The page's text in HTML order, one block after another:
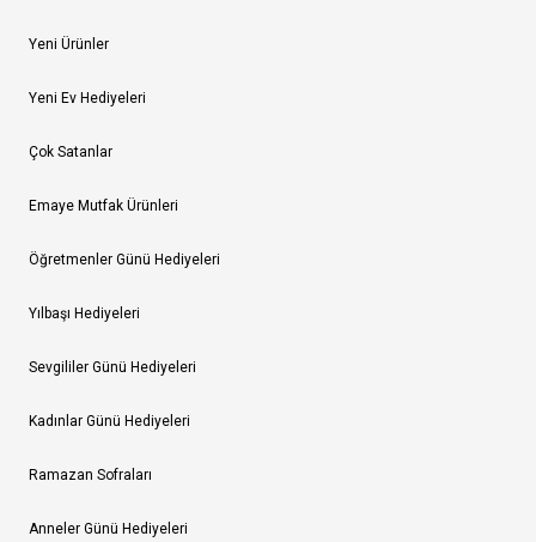
Yeni Ürünler
Yeni Ev Hediyeleri
Çok Satanlar
Emaye Mutfak Ürünleri
Öğretmenler Günü Hediyeleri
Yılbaşı Hediyeleri
Sevgililer Günü Hediyeleri
Kadınlar Günü Hediyeleri
Ramazan Sofraları
Anneler Günü Hediyeleri